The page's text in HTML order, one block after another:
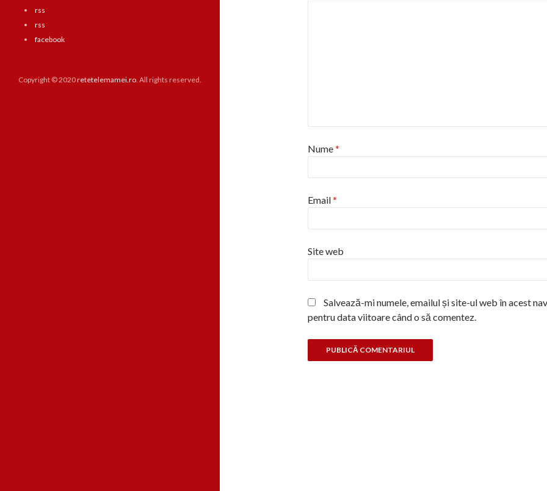
Nume*
Email*
Site web
Salvează-mi numele, emailul și site-ul web în acest
pentru data viitoare când o să comentez.
rss
rss
facebook
Copyright © 2020retetelemamei.ro. All rights reserved.